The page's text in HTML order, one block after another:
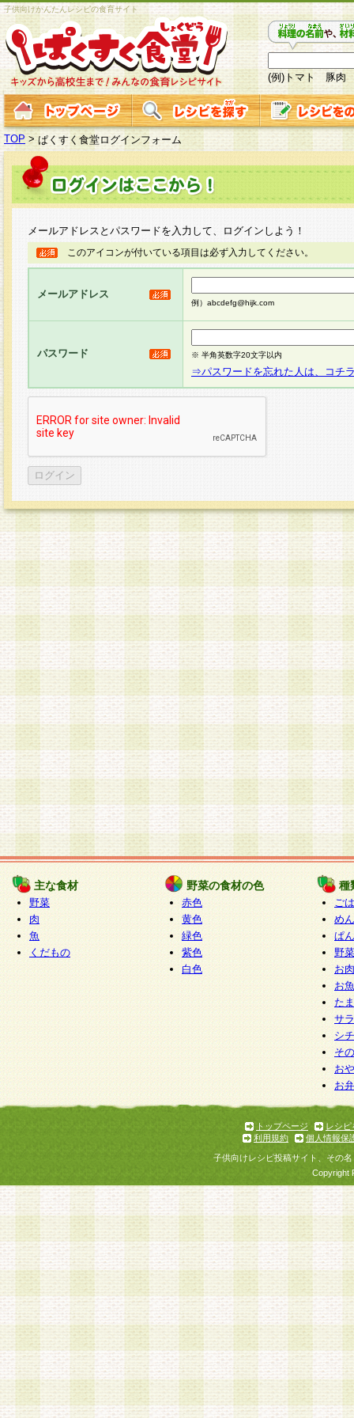
子供向けかんたんレシピの食育サイト
(例)トマト 豚肉
TOP > ぱくすく食堂ログインフォーム
メールアドレスとパスワードを入力して、ログインしよう！
このアイコンが付いている項目は必ず入力してください。
メールアドレス
例）abcdefg@hijk.com
パスワード ※ 半角英数字20文字以内
⇒パスワードを忘れた人は、コチ
主な食材
野菜
肉
魚
くだもの
野菜の食材の色
赤色
黄色
緑色
紫色
白色
種
ご
めん
ぱん
野
お
お
た
サ
シ
そ
お
お
トップページ
レシピ
利用規約
個人情報保
子供向けレシピ投稿サイト、その
Copyright